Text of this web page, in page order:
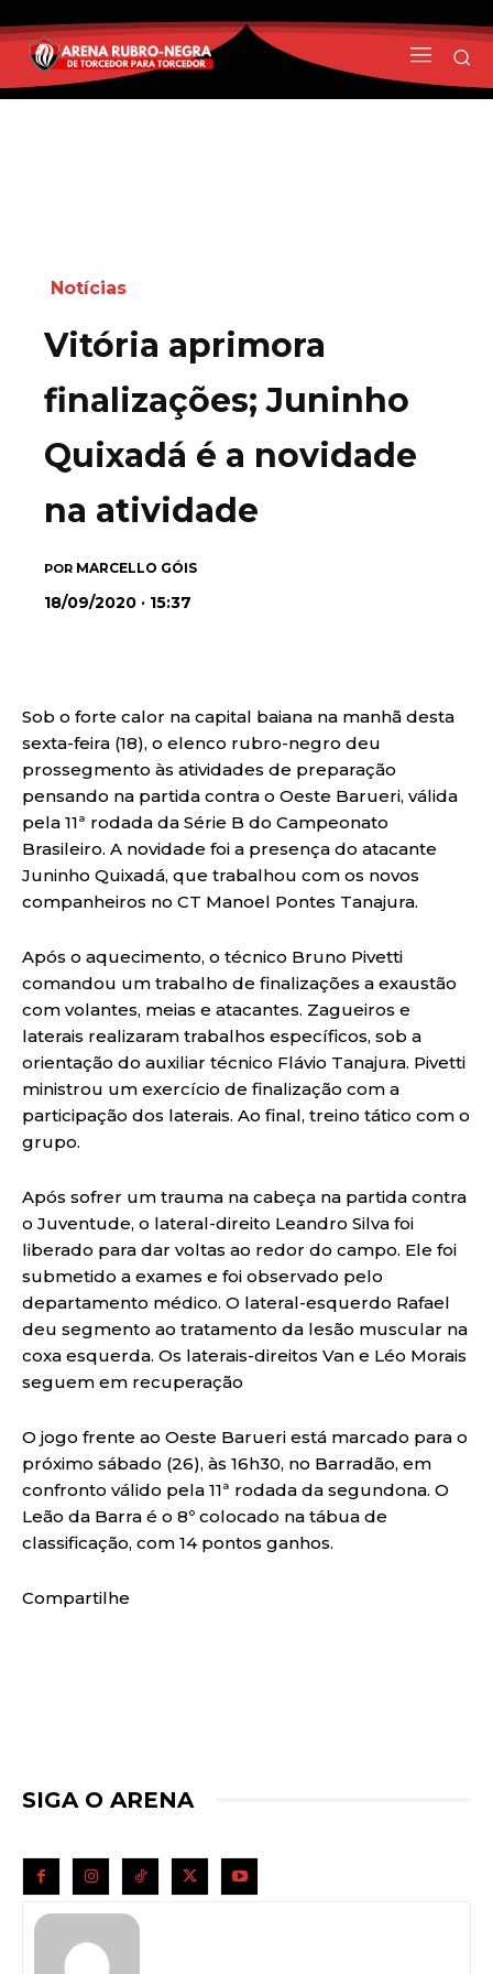
Notícias
Vitória aprimora
finalizações; Juninho
Quixadá é a novidade
na atividade
POR MARCELLO GÓIS
18/09/2020 · 15:37
Sob o forte calor na capital baiana na manhã desta
sexta-feira (18), o elenco rubro-negro deu
prossegmento às atividades de preparação
pensando na partida contra o Oeste Barueri, válida
pela 11ª rodada da Série B do Campeonato
Brasileiro. A novidade foi a presença do atacante
Juninho Quixadá, que trabalhou com os novos
companheiros no CT Manoel Pontes Tanajura.
Após o aquecimento, o técnico Bruno Pivetti
comandou um trabalho de finalizações a exaustão
com volantes, meias e atacantes. Zagueiros e
laterais realizaram trabalhos específicos, sob a
orientação do auxiliar técnico Flávio Tanajura. Pivetti
ministrou um exercício de finalização com a
participação dos laterais. Ao final, treino tático com o
grupo.
Após sofrer um trauma na cabeça na partida contra
o Juventude, o lateral-direito Leandro Silva foi
liberado para dar voltas ao redor do campo. Ele foi
submetido a exames e foi observado pelo
departamento médico. O lateral-esquerdo Rafael
deu segmento ao tratamento da lesão muscular na
coxa esquerda. Os laterais-direitos Van e Léo Morais
seguem em recuperação
O jogo frente ao Oeste Barueri está marcado para o
próximo sábado (26), às 16h30, no Barradão, em
confronto válido pela 11ª rodada da segundona. O
Leão da Barra é o 8º colocado na tábua de
classificação, com 14 pontos ganhos.
Compartilhe
SIGA O ARENA